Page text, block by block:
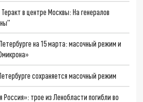
в центре Москвы: На генералов
на 15 марта: масочный режим и
сохраняется масочный режим
Россия»: трое из Ленобласти погибли во